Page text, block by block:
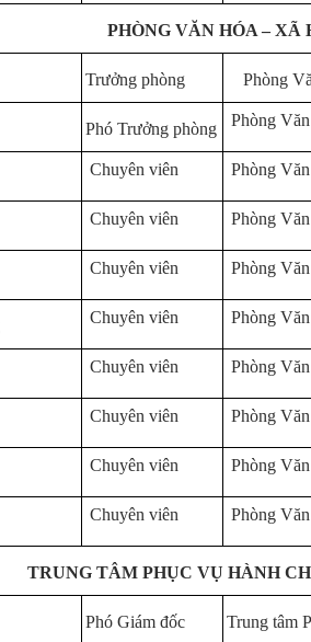
PHÒNG VĂN HÓA – XÃ
Trưởng phòng Phòng
Phó Trưởng phòng Phòng
Chuyên viên Phòng
Chuyên viên Phòng
Chuyên viên Phòng
Chuyên viên Phòng
Chuyên viên Phòng
Chuyên viên Phòng
Chuyên viên Phòng
Chuyên viên Phòng
TRUNG TÂM PHỤC VỤ HÀNH
Phó Giám đốc Trung tâm